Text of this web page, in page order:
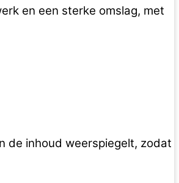
en een sterke omslag, met
de inhoud weerspiegelt, zodat